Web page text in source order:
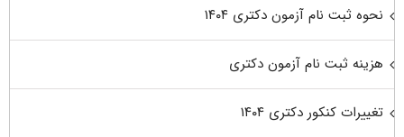
نحوه ثبت نام آزمون دکتری ۱۴۰۴
هزینه ثبت نام آزمون دکتری
تغییرات کنکور دکتری ۱۴۰۴